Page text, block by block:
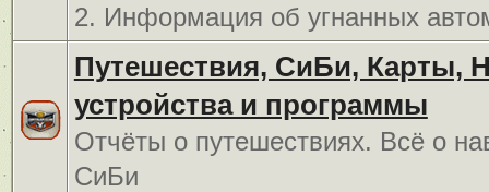
2. Информация об угнанных
Путешествия, СиБи, Карты,
устройства и программы
Отчёты о путешествиях. Всё о
СиБи